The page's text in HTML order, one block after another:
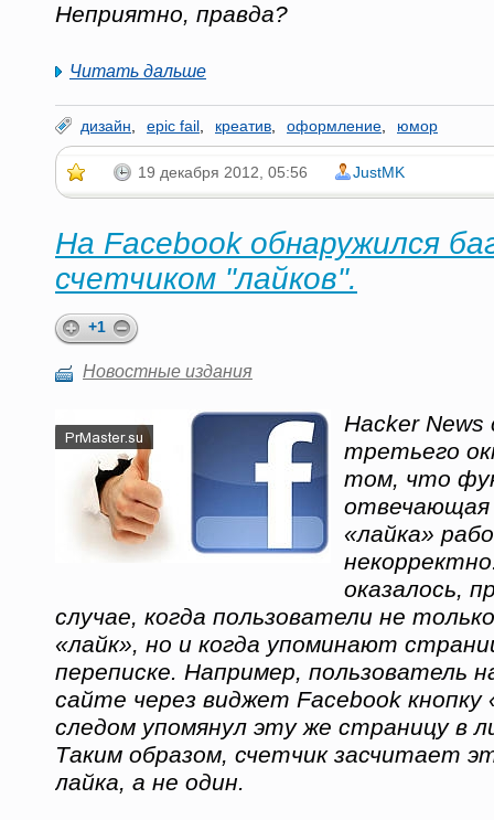
Неприятно, правда?
Читать дальше
дизайн epic fail креатив оформление юмор
19 декабря 2012, 05:56 JustMK
На Facebook обнаружился
счетчиком "лайков".
+1
Новостные издания
Hacker News
третьего
том, что
отвечающая
«лайка»
оказалось,
случае, когда пользователи не
«лайк», но и когда упоминают
переписке. Например, пользователь
сайте через виджет Facebook кнопку
следом упомянул эту же страницу в
Таким образом, счетчик засчитает
лайка, а не один.